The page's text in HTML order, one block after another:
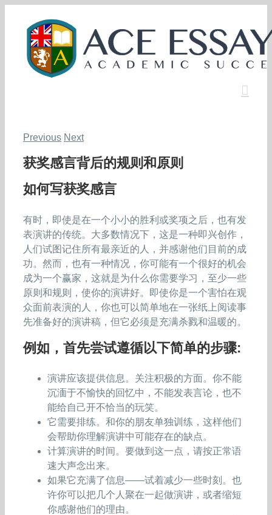
content
Previous Next
获奖感言背后的规则和原则
如何写获奖感言
有时，即使是在一个小小的胜利或奖项之后，也有发
表演讲的传统。大多数情况下，这是一种即兴创作，
人们试图记住所有最亲近的人，并感谢他们目前的成
功。然而，也有一种情况，你可能有一个很好的机会
成为一个赢家，这就是为什么你需要学习，至少一些
原则和规则，使你的演讲好。即使你是一个害怕在观
众面前表演的人，你也可以简单地在一张纸上阅读事
先准备好的演讲稿，但它必须是充满杀戮和温暖的。
例如，首先尝试遵循以下简单的步骤:
演讲应该提供信息。关注积极的方面。你不能
沉湎于不愉快的回忆中，不能发表言论，也不
能给自己开不恰当的玩笑。
它需要排练。和你的朋友单独训练，这样他们
会帮助你理解演讲中可能存在的缺点。
计算演讲的时间。要做到这一点，请按正常语
速大声念出来。
如果它充满了信息——试着减少一些时刻。也
许你可以把几个人聚在一起做演讲，或者缩短
你感谢他们的理由。